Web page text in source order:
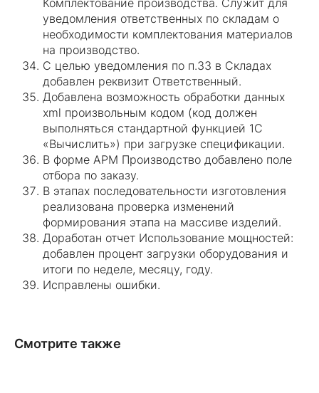
Комплектование производства. Служит для
уведомления ответственных по складам о
необходимости комплектования материалов
на производство.
С целью уведомления по п.33 в Складах
добавлен реквизит Ответственный.
Добавлена возможность обработки данных
xml произвольным кодом (код должен
выполняться стандартной функцией 1С
«Вычислить») при загрузке спецификации.
В форме АРМ Производство добавлено поле
отбора по заказу.
В этапах последовательности изготовления
реализована проверка изменений
формирования этапа на массиве изделий.
Доработан отчет Использование мощностей:
добавлен процент загрузки оборудования и
итоги по неделе, месяцу, году.
Исправлены ошибки.
Смотрите также